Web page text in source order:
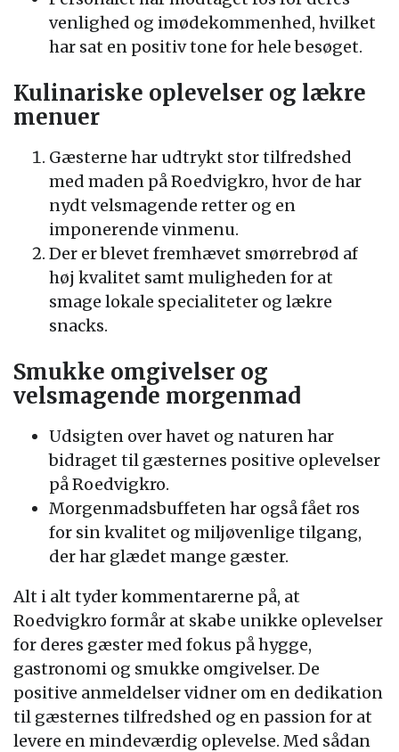
venlighed og imødekommenhed, hvilket
har sat en positiv tone for hele besøget.
Kulinariske oplevelser og lækre
menuer
Gæsterne har udtrykt stor tilfredshed
med maden på Roedvigkro, hvor de har
nydt velsmagende retter og en
imponerende vinmenu.
Der er blevet fremhævet smørrebrød af
høj kvalitet samt muligheden for at
smage lokale specialiteter og lækre
snacks.
Smukke omgivelser og
velsmagende morgenmad
Udsigten over havet og naturen har
bidraget til gæsternes positive oplevelser
på Roedvigkro.
Morgenmadsbuffeten har også fået ros
for sin kvalitet og miljøvenlige tilgang,
der har glædet mange gæster.
Alt i alt tyder kommentarerne på, at
Roedvigkro formår at skabe unikke oplevelser
for deres gæster med fokus på hygge,
gastronomi og smukke omgivelser. De
positive anmeldelser vidner om en dedikation
til gæsternes tilfredshed og en passion for at
levere en mindeværdig oplevelse. Med sådan